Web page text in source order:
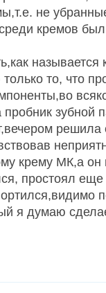
не
кремов
называется
то, что
зубной
крему МК,а он
простоял
я думаю